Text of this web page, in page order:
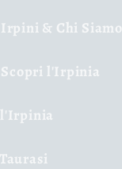
& Chi Siamo
Scopri l'Irpinia